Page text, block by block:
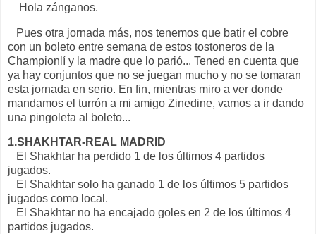
Hola zánganos.
Pues otra jornada más, nos tenemos que batir el cobre
con un boleto entre semana de estos tostoneros de la
Championlí y la madre que lo parió... Tened en cuenta que
ya hay conjuntos que no se juegan mucho y no se tomaran
esta jornada en serio. En fin, mientras miro a ver donde
mandamos el turrón a mi amigo Zinedine, vamos a ir dando
una pingoleta al boleto...
1.SHAKHTAR-REAL MADRID
El Shakhtar ha perdido 1 de los últimos 4 partidos
jugados.
El Shakhtar solo ha ganado 1 de los últimos 5 partidos
jugados como local.
El Shakhtar no ha encajado goles en 2 de los últimos 4
partidos jugados.